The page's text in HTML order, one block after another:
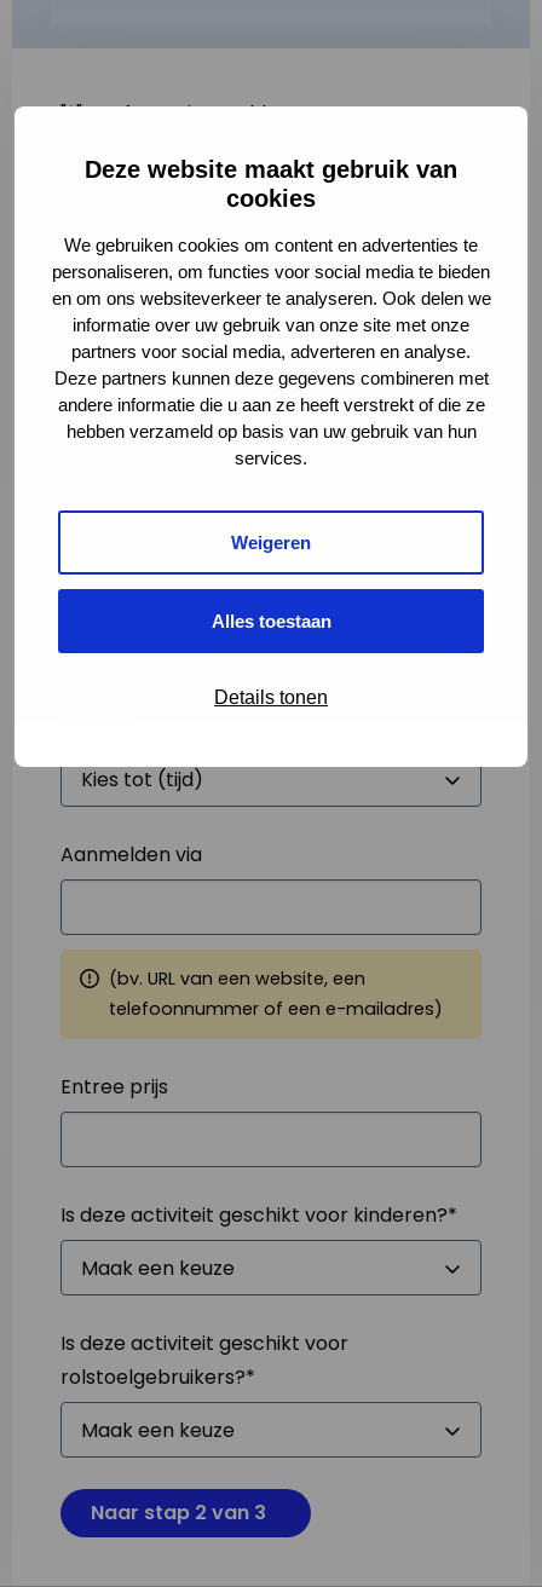
Deze website maakt gebruik van
cookies
We gebruiken cookies om content en advertenties te
personaliseren, om functies voor social media te bieden
en om ons websiteverkeer te analyseren. Ook delen we
informatie over uw gebruik van onze site met onze
partners voor social media, adverteren en analyse.
Deze partners kunnen deze gegevens combineren met
andere informatie die u aan ze heeft verstrekt of die ze
hebben verzameld op basis van uw gebruik van hun
services.
Weigeren
Alles toestaan
Details tonen
"*" geeft vereiste velden aan
2
Volledige omschrijving*
Starttijd*
Aanmelden via
(bv. URL van een website, een
telefoonnummer of een e-mailadres)
Entree prijs
Is deze activiteit geschikt voor kinderen?*
Is deze activiteit geschikt voor
rolstoelgebruikers?*